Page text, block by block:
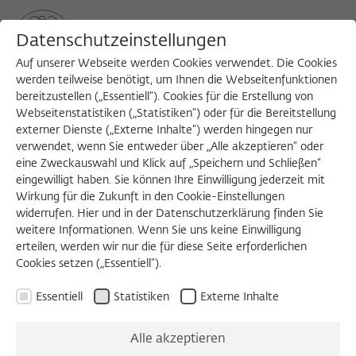
MENU
Search
Datenschutzeinstellungen
Auf unserer Webseite werden Cookies verwendet. Die Cookies
werden teilweise benötigt, um Ihnen die Webseitenfunktionen
bereitzustellen („Essentiell“). Cookies für die Erstellung von
Webseitenstatistiken („Statistiken“) oder für die Bereitstellung
externer Dienste („Externe Inhalte“) werden hingegen nur
verwendet, wenn Sie entweder über „Alle akzeptieren“ oder
eine Zweckauswahl und Klick auf „Speichern und Schließen“
eingewilligt haben. Sie können Ihre Einwilligung jederzeit mit
Wirkung für die Zukunft in den Cookie-Einstellungen
widerrufen. Hier und in der Datenschutzerklärung finden Sie
weitere Informationen. Wenn Sie uns keine Einwilligung
erteilen, werden wir nur die für diese Seite erforderlichen
Cookies setzen („Essentiell“).
Essentiell Statistiken Externe Inhalte
Alle akzeptieren